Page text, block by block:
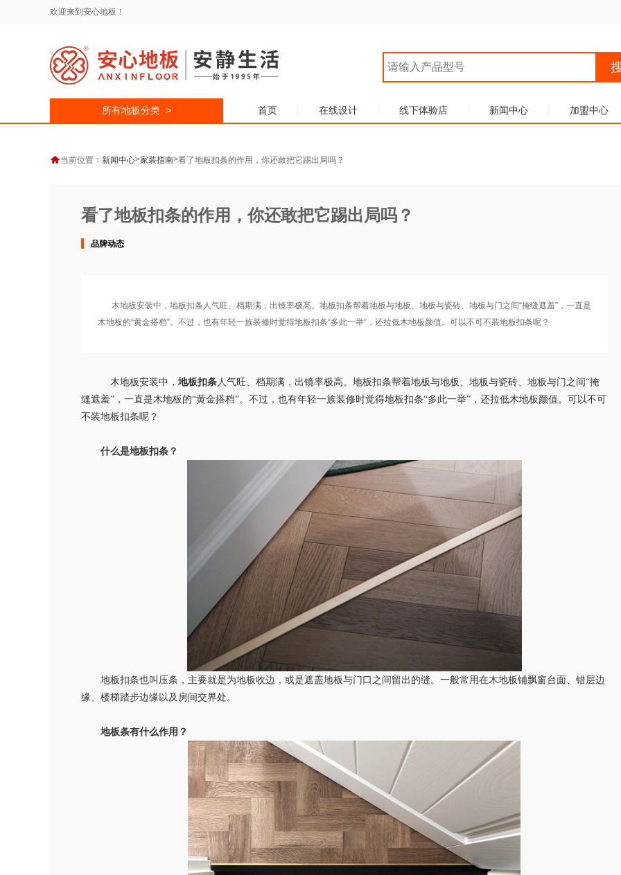
欢迎来到安心地板！
所有地板分类 > 首页 在线设计 线下体验店 新闻中心 加盟中心
当前位置 ： 新闻中心>家装指南>看了地板扣条的作用，你还敢把它踢出局吗？
看了地板扣条的作用，你还敢把它踢出局吗？
品牌动态
木地板安装中，地板扣条人气旺、档期满，出镜率极高。地板扣条帮着地板与地板、地板与瓷砖、地板与门之间“掩缝遮羞”，一直是
木地板的“黄金搭档”。不过，也有年轻一族装修时觉得地板扣条“多此一举”，还拉低木地板颜值。可以不可不装地板扣条呢？
木地板安装中， 地板扣条 人气旺、档期满，出镜率极高。地板扣条帮着地板与地板、地板与瓷砖、地板与门之间“掩
缝遮羞”，一直是木地板的“黄金搭档”。不过，也有年轻一族装修时觉得地板扣条“多此一举”，还拉低木地板颜值。 可以不可
不装地板扣条呢？
什么是地板扣条？
地板扣条也叫压条，主要就是为地板收边，或是遮盖地板与门口之间留出的缝。一般常用在木地板铺飘窗台面、错层边
缘、楼梯踏步边缘以及房间交界处。
地板条有什么作用？